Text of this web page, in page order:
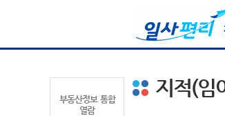
부동산정보 통합
열람
지적(임